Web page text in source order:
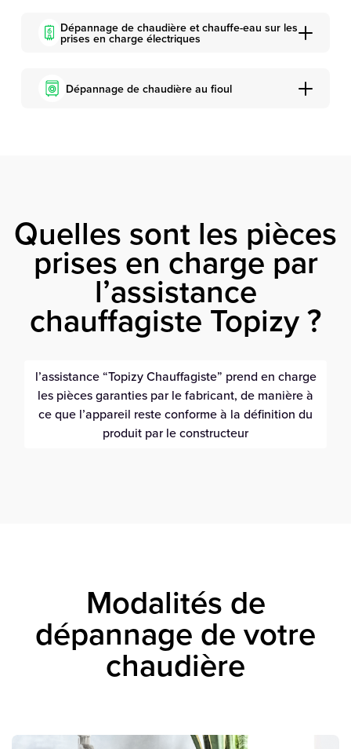
Dépannage de chaudière et chauffe-eau sur les
prises en charge électriques
Dépannage de chaudière au fioul
Quelles sont les pièces
prises en charge par
l’assistance
chauffagiste Topizy ?
l’assistance “Topizy Chauffagiste” prend en charge
les pièces garanties par le fabricant, de manière à
ce que l’appareil reste conforme à la définition du
produit par le constructeur
Modalités de
dépannage de votre
chaudière